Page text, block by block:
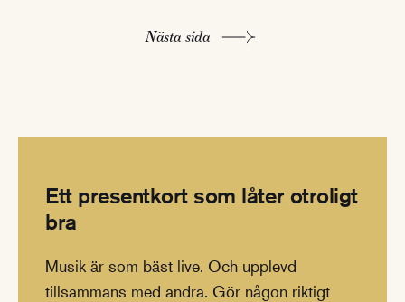
Nästa sida
Ett presentkort som låter otroligt
bra
Musik är som bäst live. Och upplevd
tillsammans med andra. Gör någon riktigt